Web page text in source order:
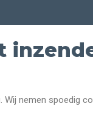
Wij nemen spoedig